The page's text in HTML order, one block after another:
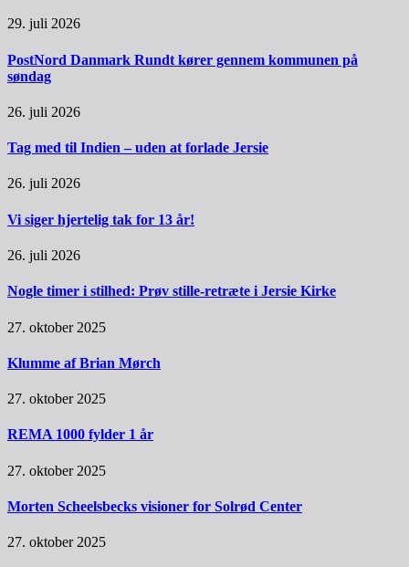
29. juli 2026
PostNord Danmark Rundt kører gennem kommunen på
søndag
26. juli 2026
Tag med til Indien – uden at forlade Jersie
26. juli 2026
Vi siger hjertelig tak for 13 år!
26. juli 2026
Nogle timer i stilhed: Prøv stille-retræte i Jersie Kirke
27. oktober 2025
Klumme af Brian Mørch
27. oktober 2025
REMA 1000 fylder 1 år
27. oktober 2025
Morten Scheelsbecks visioner for Solrød Center
27. oktober 2025